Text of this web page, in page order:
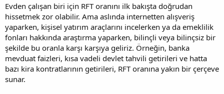
Evden çalışan biri için RFT oranını ilk bakışta doğrudan
hissetmek zor olabilir. Ama aslında internetten alışveriş
yaparken, kişisel yatırım araçlarını incelerken ya da emeklilik
fonları hakkında araştırma yaparken, bilinçli veya bilinçsiz bir
şekilde bu oranla karşı karşıya geliriz. Örneğin, banka
mevduat faizleri, kısa vadeli devlet tahvili getirileri ve hatta
bazı kira kontratlarının getirileri, RFT oranına yakın bir çerçeve
sunar.